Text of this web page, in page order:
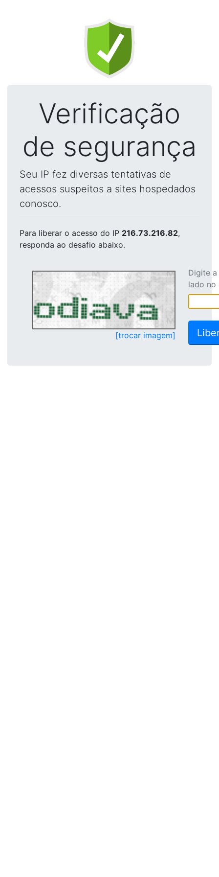
Verificação
de segurança
Seu IP fez diversas tentativas de
acessos suspeitos a sites hospedados
conosco.
Para liberar o acesso do IP 216.73.216.82,
responda ao desafio abaixo.
[trocar imagem]
Digite
lado no